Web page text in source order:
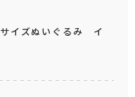
イズぬいぐるみ イ